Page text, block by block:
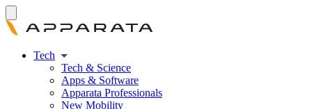
Tech
Tech & Science
Apps & Software
Apparata Professionals
New Mobility